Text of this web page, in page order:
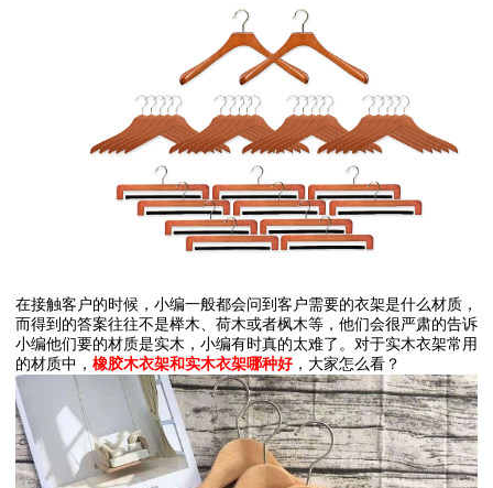
在接触客户的时候，小编一般都会问到客户需要的衣架是什么材质，
而得到的答案往往不是榉木、荷木或者枫木等，他们会很严肃的告诉
小编他们要的材质是实木，小编有时真的太难了。对于实木衣架常用
的材质中， 橡胶木衣架和实木衣架哪种好，大家怎么看？